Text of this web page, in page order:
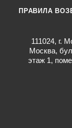
ПРАВИЛА
111024, г.
Москва,
этаж 1,